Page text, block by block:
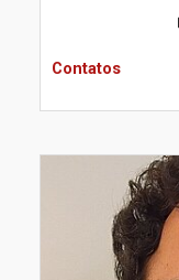
Contatos